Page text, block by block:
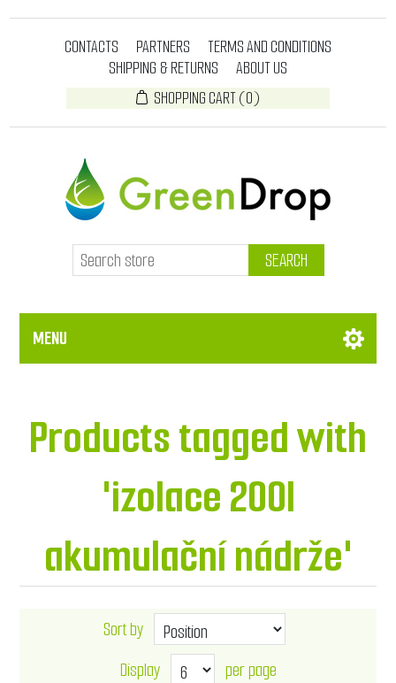
CONTACTS PARTNERS
TERMS AND CONDITIONS
SHIPPING & RETURNS
ABOUT US
SHOPPING CART(0)
SEARCH
MENU
Products tagged with
'izolace 200l
akumulační nádrže'
Sort by
Display
per page